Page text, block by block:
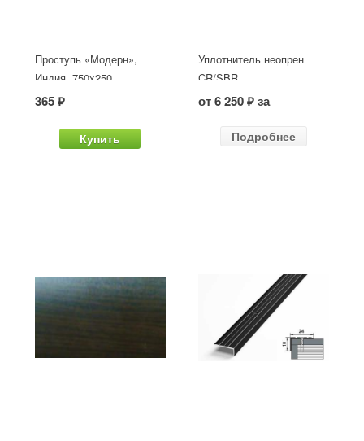
Проступь «Модерн»,
Индия, 750x250
365 ₽
Купить
Уплотнитель неопрен
CR/SBR
от 6 250 ₽ за
Подробнее